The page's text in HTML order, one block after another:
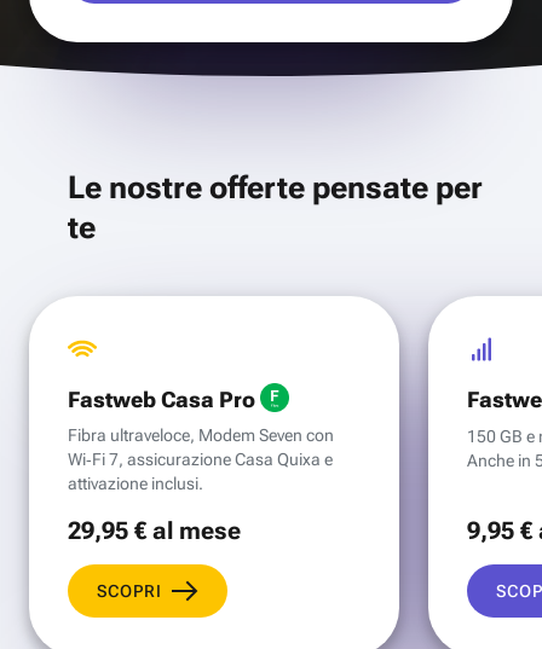
Le nostre offerte pensate per
te
Fastweb Casa Pro
Fibra ultraveloce, Modem Seven con
Wi‑Fi 7, assicurazione Casa Quixa e
attivazione inclusi.
29,95 €al mese
SCOPRI
150 GB e
Anche in
9,95 €